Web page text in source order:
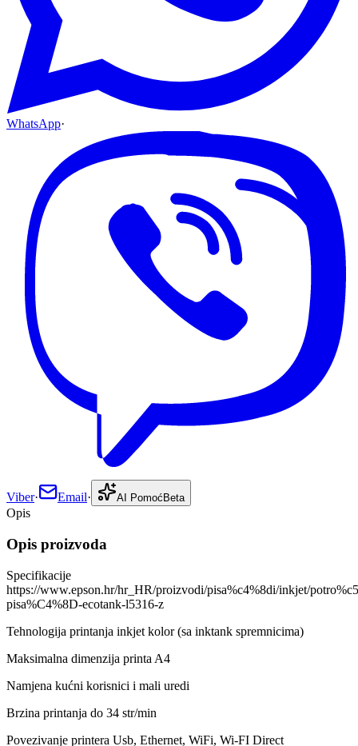
WhatsApp·
Viber· Email· AI Pomoć Beta
Opis
Opis proizvoda
Specifikacije
https://www.epson.hr/hr_HR/proizvodi/pisa%c4%8di/inkjet/
pisa%C4%8D-ecotank-l5316-z
Tehnologija printanja inkjet kolor (sa inktank spremnicima)
Maksimalna dimenzija printa A4
Namjena kućni korisnici i mali uredi
Brzina printanja do 34 str/min
Povezivanje printera Usb, Ethernet, WiFi, Wi-FI Direct